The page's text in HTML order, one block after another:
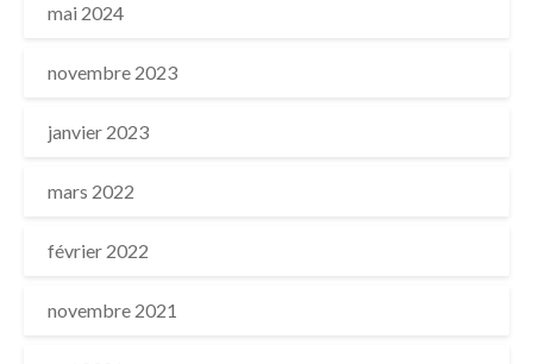
mai 2024
novembre 2023
janvier 2023
mars 2022
février 2022
novembre 2021